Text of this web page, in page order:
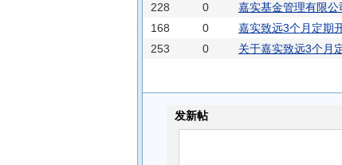
228 0
嘉实基金管理有限
下
168 0 嘉实致远3个月定期
253 0
关于嘉实致远3个月